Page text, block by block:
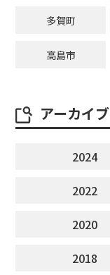
多賀町
高島市
アーカイブ
2024
2022
2020
2018